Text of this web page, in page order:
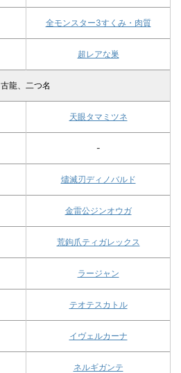
全モンスター3すくみ・肉質
超レアな巣
古龍、二つ名
天眼タマミツネ
-
燼滅刃ディノバルド
金雷公ジンオウガ
荒鉤爪ティガレックス
ラージャン
テオテスカトル
イヴェルカーナ
ネルギガンテ